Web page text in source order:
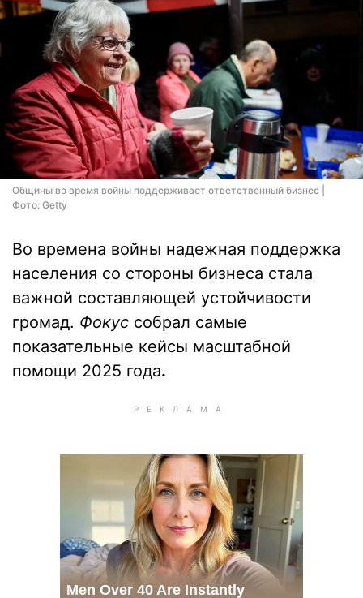
Общины во время войны поддерживает ответственный бизнес |
Фото: Getty
Во времена войны надежная поддержка
населения со стороны бизнеса стала
важной составляющей устойчивости
громад. Фокус собрал самые
показательные кейсы масштабной
помощи 2025 года.